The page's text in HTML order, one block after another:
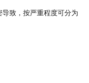
致，按严重程度可分为